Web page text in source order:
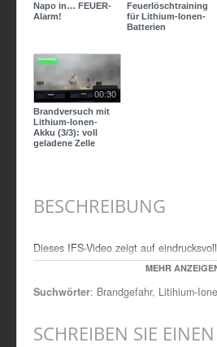
Napo in… FEUER-
Alarm!
Feuerlöschtraining
für Lithium-Ionen-
Batterien
00:30
Brandversuch mit
Lithium-Ionen-
Akku (3/3): voll
geladene Zelle
BESCHREIBUNG
Dieses IFS-Video zeigt auf
Rauchmelder vor allem auch in
Quelle: IFS - Institut für
MEHR
Suchwörter: Brandgefahr, Litihium-
SCHREIBEN SIE